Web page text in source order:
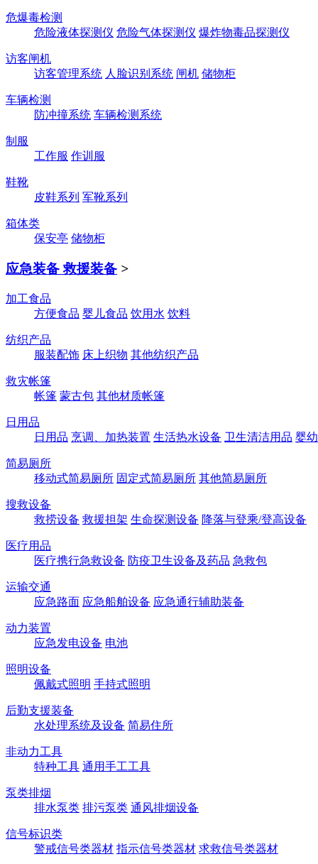
危爆毒检测
危险液体探测仪 危险气体探测仪 爆炸物毒品探测仪
访客闸机
访客管理系统 人脸识别系统 闸机 储物柜
车辆检测
防冲撞系统 车辆检测系统
制服
工作服 作训服
鞋靴
皮鞋系列 军靴系列
箱体类
保安亭 储物柜
应急装备 救援装备 >
加工食品
方便食品 婴儿食品 饮用水 饮料
纺织产品
服装配饰 床上织物 其他纺织产品
救灾帐篷
帐篷 蒙古包 其他材质帐篷
日用品
日用品 烹调、加热装置 生活热水设备 卫生清洁用品 婴
简易厕所
移动式简易厕所 固定式简易厕所 其他简易厕所
搜救设备
救捞设备 救援担架 生命探测设备 降落与登乘/登高设备
医疗用品
医疗携行急救设备 防疫卫生设备及药品 急救包
运输交通
应急路面 应急船舶设备 应急通行辅助装备
动力装置
应急发电设备 电池
照明设备
佩戴式照明 手持式照明
后勤支援装备
水处理系统及设备 简易住所
非动力工具
特种工具 通用手工工具
泵类排烟
排水泵类 排污泵类 通风排烟设备
信号标识类
警戒信号类器材 指示信号类器材 求救信号类器材